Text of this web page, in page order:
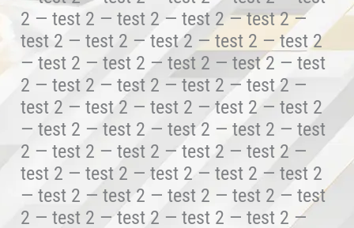
2 — test 2 — test 2 — test 2 — test 2 —
test 2 — test 2 — test 2 — test 2 — test 2
— test 2 — test 2 — test 2 — test 2 — test
2 — test 2 — test 2 — test 2 — test 2 —
test 2 — test 2 — test 2 — test 2 — test 2
— test 2 — test 2 — test 2 — test 2 — test
2 — test 2 — test 2 — test 2 — test 2 —
test 2 — test 2 — test 2 — test 2 — test 2
— test 2 — test 2 — test 2 — test 2 — test
2 — test 2 — test 2 — test 2 — test 2 —